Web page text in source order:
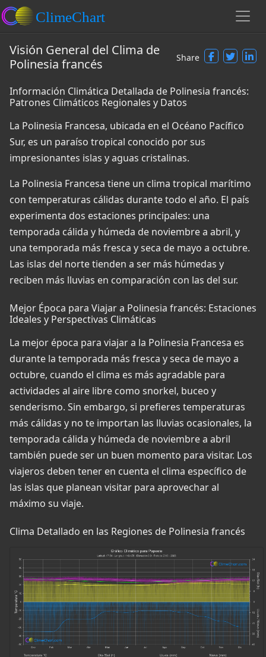
Visión General del Clima de
Polinesia francés
Share
Información Climática Detallada de Polinesia francés:
Patrones Climáticos Regionales y Datos
La Polinesia Francesa, ubicada en el Océano Pacífico
Sur, es un paraíso tropical conocido por sus
impresionantes islas y aguas cristalinas.
La Polinesia Francesa tiene un clima tropical marítimo
con temperaturas cálidas durante todo el año. El país
experimenta dos estaciones principales: una
temporada cálida y húmeda de noviembre a abril, y
una temporada más fresca y seca de mayo a octubre.
Las islas del norte tienden a ser más húmedas y
reciben más lluvias en comparación con las del sur.
Mejor Época para Viajar a Polinesia francés: Estaciones
Ideales y Perspectivas Climáticas
La mejor época para viajar a la Polinesia Francesa es
durante la temporada más fresca y seca de mayo a
octubre, cuando el clima es más agradable para
actividades al aire libre como snorkel, buceo y
senderismo. Sin embargo, si prefieres temperaturas
más cálidas y no te importan las lluvias ocasionales, la
temporada cálida y húmeda de noviembre a abril
también puede ser un buen momento para visitar. Los
viajeros deben tener en cuenta el clima específico de
las islas que planean visitar para aprovechar al
máximo su viaje.
Clima Detallado en las Regiones de Polinesia francés